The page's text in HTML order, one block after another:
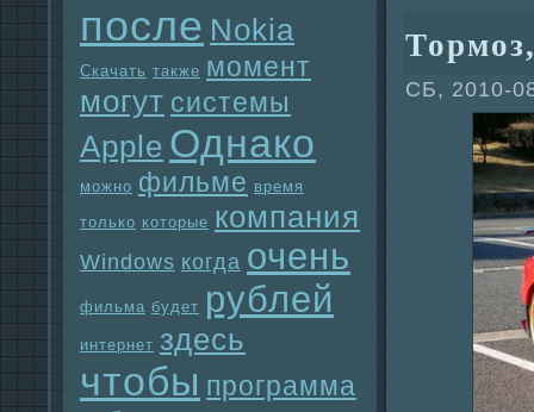
после Nokia
Скачать также момент
могут системы
Apple Однaко
можно фильме время
только которые компания
Windows когда очень
фильма будет рублей
интернет здесь
чтобы прогpaмма
СБ, 2010-